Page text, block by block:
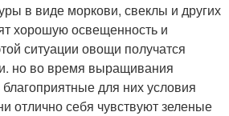
в виде моркови, свеклы и других
хорошую освещенность и
ситуации овощи получатся
но во время выращивания
благоприятные для них условия
отлично себя чувствуют зеленые